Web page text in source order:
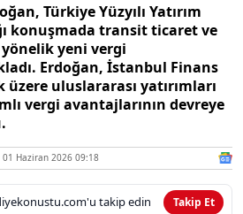
Türkiye Yüzyılı Yatırım
konuşmada transit ticaret ve
yeni vergi
Erdoğan, İstanbul Finans
uluslararası yatırımları
vergi avantajlarının devreye
Haziran 2026 09:18
takip edin Takip Et